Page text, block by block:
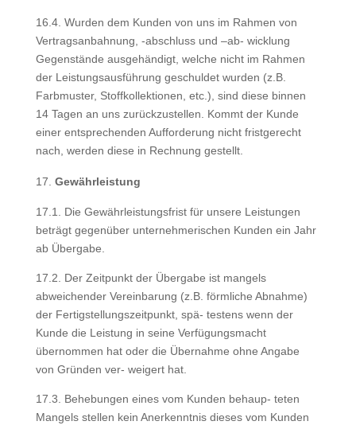
16.4. Wurden dem Kunden von uns im Rahmen von
Vertragsanbahnung, -abschluss und –ab- wicklung
Gegenstände ausgehändigt, welche nicht im Rahmen
der Leistungsausführung geschuldet wurden (z.B.
Farbmuster, Stoffkollektionen, etc.), sind diese binnen
14 Tagen an uns zurückzustellen. Kommt der Kunde
einer entsprechenden Aufforderung nicht fristgerecht
nach, werden diese in Rechnung gestellt.
Gewährleistung
17.1. Die Gewährleistungsfrist für unsere Leistungen
beträgt gegenüber unternehmerischen Kunden ein Jahr
ab Übergabe.
17.2. Der Zeitpunkt der Übergabe ist mangels
abweichender Vereinbarung (z.B. förmliche Abnahme)
der Fertigstellungszeitpunkt, spä- testens wenn der
Kunde die Leistung in seine Verfügungsmacht
übernommen hat oder die Übernahme ohne Angabe
von Gründen ver- weigert hat.
17.3. Behebungen eines vom Kunden behaup- teten
Mangels stellen kein Anerkenntnis dieses vom Kunden